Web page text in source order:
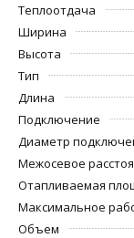
Теплоотдача
Ширина
Высота
Тип
Длина
Подключение
Диаметр
Межосевое
Отапливаемая
Максимальное
Объем